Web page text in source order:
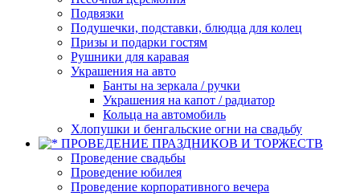
Подвязки
Подушечки, подставки, блюдца для колец
Призы и подарки гостям
Рушники для каравая
Украшения на авто
Банты на зеркала / ручки
Украшения на капот / радиатор
Кольца на автомобиль
Хлопушки и бенгальские огни на свадьбу
ПРОВЕДЕНИЕ ПРАЗДНИКОВ И ТОРЖЕСТВ
Проведение свадьбы
Проведение юбилея
Проведение корпоративного вечера